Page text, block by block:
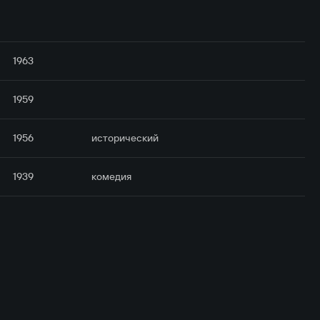
1963
1959
1956 исторический
1939 комедия